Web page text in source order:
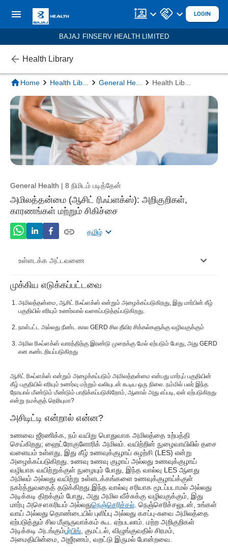
LOGIN
BAJAJ FINSERV HEALTH LIMITED
Health Library
Home Health Lib General He Health Lib
General Health | 8 நிமிடம் படித்தேன்
அமிலத்தன்மை (ஆசிட் ரிஃப்ளக்ஸ்): அறிகுறிகள்,
காரணங்கள் மற்றும் சிகிச்சை
தமிழ்
உள்ளடக்க அட்டவணை
அசிடிட்டி என்றால் என்ன?
அசிடிட்டிக்கு என்ன காரணம்?
அமிலத்தன்மைக்கான இயற்கை வைத்தியம்
அசிடிட்டியை தடுப்பது எப்படி?
ஒரு மருத்துவரை எப்போது பார்க்க வேண்டும்?
முக்கிய எடுக்கப்பட்டவை
அமிலத்தன்மை, ஆசிட் ரிஃப்ளக்ஸ் என்றும் அழைக்கப்படுகிறது, இது மார்பின் கீழ்
பகுதியில் எரியும் உணர்வால் வகைப்படுத்தப்படுகிறது.
நாள்பட்ட அல்லது நீண்ட கால GERD சில தீவிர சிக்கல்களுக்கு வழிவகுக்கும்
அமில ரிஃப்ளக்ஸ் வாரத்திற்கு இரண்டு முறைக்கு மேல் ஏற்படும் போது, ​​அது GERD
என கண்டறியப்படுகிறது
ஆசிட் ரிஃப்ளக்ஸ் என்றும் அழைக்கப்படும் அமிலத்தன்மை என்பது மார்புப் பகுதியின்
கீழ் பகுதியில் எரியும் உணர்வு மற்றும் வலியுடன் கூடிய ஒரு நிலை. நம்மில் பலர் இந்த
நோயால் மீண்டும் மீண்டும் பாதிக்கப்படுகிறோம், ஆனால் அது எப்படி, ஏன் ஏற்படுகிறது
என்று நமக்குத் தெரியுமா?
அசிடிட்டி என்றால் என்ன?
உணவை ஜீரணிக்க, நம் வயிறு பொதுவாக அமிலத்தை உற்பத்தி
செய்கிறது; ஹைட்ரோகுளோரிக் அமிலம். வயிற்றின் நுழைவாயிலில் தசை
வளையம் உள்ளது, இது கீழ் உணவுக்குழாய் சுழற்சி (LES) என்று
அழைக்கப்படுகிறது. உணவு உணவு குழாய் அல்லது உணவுக்குழாய்
வழியாக வயிற்றுக்குள் நுழையும் போது, ​​இந்த வால்வு LES ஆனது
அமிலம் அல்லது வயிற்று உள்ளடக்கங்களை உணவுக்குழாய்க்குள்
நகர்த்துவதைத் தடுக்கிறது.இந்த வால்வு சரியாக மூடப்படாமல் அல்லது
அடிக்கடி திறக்கும் போது, ​​அது அமில வீச்சுக்கு வழிவகுக்கும், இது
மார்பு அசௌகரியம் அல்லதுநெஞ்செரிச்சல் . நெஞ்செரிச்சலுடன், உங்கள்
வாய் அல்லது தொண்டையில் புளிப்பு அல்லது கசப்பு-சுவை அமிலத்தை
ஏற்படுத்தும் சில மீளுருவாக்கம் கூட ஏற்படலாம். மற்ற அறிகுறிகள்
அடிக்கடி அடங்கும்பர்பிங் , குமட்டல், விழுங்குவதில் சிரமம்,
அமைதியின்மை, அஜீரணம், வறட்டு இருமல் போன்றவை.